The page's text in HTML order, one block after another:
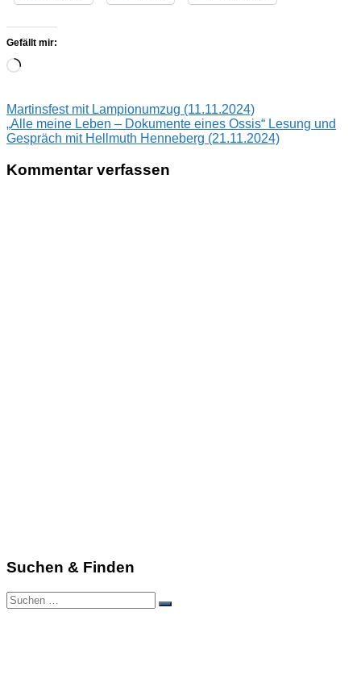
Gefällt mir:
Wird
Ehm
Welk
Haus
Doberan
Beitragsnavigation
Vorheriger
Beitrag:
Martinsfest mit Lampionumzug (11.11.2024)
Nächster
Beitrag:
„Alle meine Leben – Dokumente eines Ossis“ Lesung und
Gespräch mit Hellmuth Henneberg (21.11.2024)
Kommentar verfassen
Suchen & Finden
Suchen
nach:
Suchen